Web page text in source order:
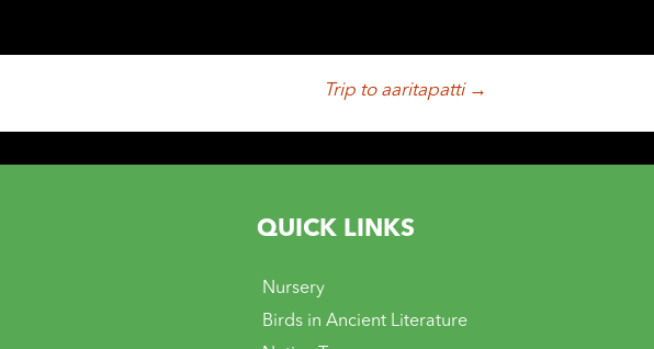
Trip to aaritapatti →
QUICK LINKS
Nursery
Birds in Ancient Literature